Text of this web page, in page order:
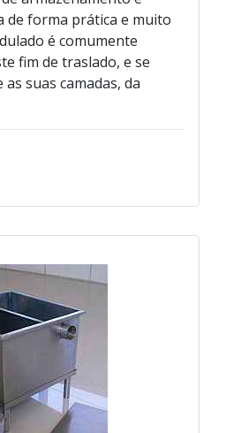
de forma prática e muito
é comumente
fim de traslado, e se
suas camadas, da